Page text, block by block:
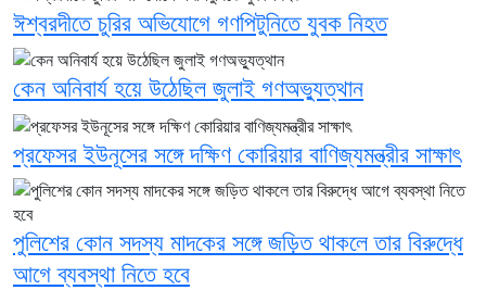
ঈশ্বরদীতে চুরির অভিযোগে গণপিটুনিতে যুবক নিহত
কেন অনিবার্য হয়ে উঠেছিল জুলাই গণঅভ্যুত্থান
প্রফেসর ইউনূসের সঙ্গে দক্ষিণ কোরিয়ার বাণিজ্যমন্ত্রীর সাক্ষাৎ
পুলিশের কোন সদস্য মাদকের সঙ্গে জড়িত থাকলে তার বিরুদ্ধে
আগে ব্যবস্থা নিতে হবে